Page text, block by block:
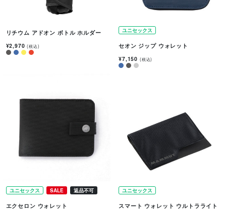
リチウム アドオン ボトル ホルダー
¥2,970(税込)
ユニセックス
セオン ジップ ウォレット
¥7,150 (税込)
ユニセックス SALE 返品不可
エクセロン ウォレット
ユニセックス
スマート ウォレット ウルトラライト